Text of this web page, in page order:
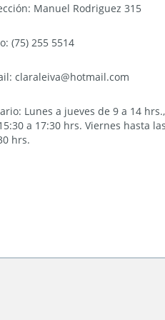
Manuel Rodriguez 315
(75) 255 5514
claraleiva@hotmail.com
Lunes a jueves de 9 a 14
a 17:30 hrs. Viernes hasta
hrs.